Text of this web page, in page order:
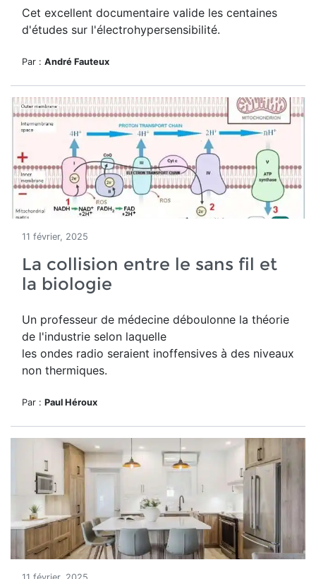
Cet excellent documentaire valide les centaines
d'études sur l'électrohypersensibilité.
Par : André Fauteux
11 février, 2025
La collision entre le sans fil et
la biologie
Un professeur de médecine déboulonne la théorie
de l'industrie selon laquelle
les ondes radio seraient inoffensives à des niveaux
non thermiques.
Par : Paul Héroux